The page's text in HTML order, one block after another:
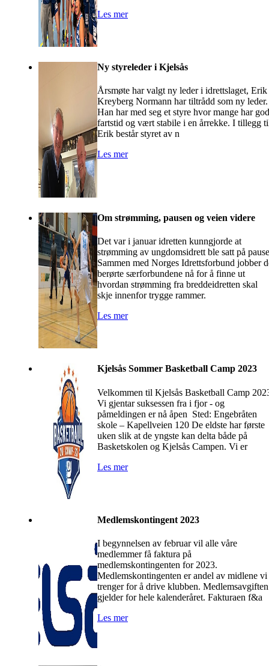
Les mer
Ny styreleder i Kjelsås
Årsmøte har valgt ny leder i idrettslaget, Erik
Kreyberg Normann har tiltrådd som ny
Han har med seg et styre hvor mange har god
fartstid og vært stabile i en årrekke. I tillegg
Erik består styret av n
Les mer
Om strømming, pausen og veien videre
Det var i januar idretten kunngjorde at
strømming av ungdomsidrett ble satt på
Sammen med Norges Idrettsforbund jobber
berørte særforbundene nå for å finne ut
hvordan strømming fra breddeidretten skal
skje innenfor trygge rammer.
Les mer
Kjelsås Sommer Basketball Camp 2023
Velkommen til Kjelsås Basketball Camp
Vi gjentar suksessen fra i fjor - og
påmeldingen er nå åpen Sted: Engebråten
skole – Kapellveien 120 De eldste har første
uken slik at de yngste kan delta både på
Basketskolen og Kjelsås Campen. Vi er
Les mer
Medlemskontingent 2023
I begynnelsen av februar vil alle våre
medlemmer få faktura på
medlemskontingenten for 2023.
Medlemskontingenten er andel av midlene vi
trenger for å drive klubben. Medlemsavgiften
gjelder for hele kalenderåret. Fakturaen f&a
Les mer